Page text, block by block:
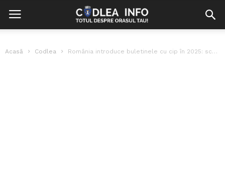
Acasă Codlea România introduce buletinele cu cip în 2025: schimbarea care îi sperie pe...